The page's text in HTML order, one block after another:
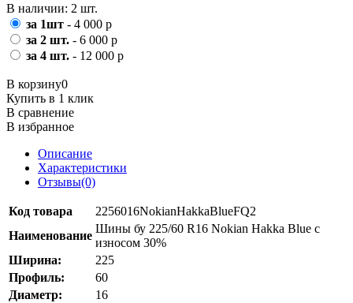
В наличии: 2 шт.
за 1шт - 4 000 р
за 2 шт. - 6 000 р
за 4 шт. - 12 000 р
В корзину0
Купить в 1 клик
В сравнение
В избранное
Описание
Характеристики
Отзывы(0)
Код товара
2256016NokianHakkaBlueFQ2
Наименование
Шины бу 225/60 R16 Nokian Hakka Blue с
износом 30%
Ширина:
225
Профиль:
60
Диаметр:
16